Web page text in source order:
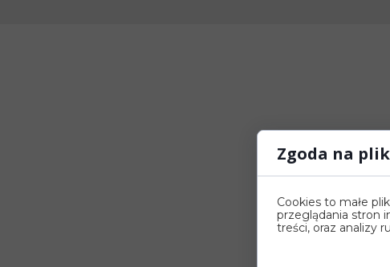
Zgoda na
Cookies to małe
przeglądania stron
treści, oraz analizy